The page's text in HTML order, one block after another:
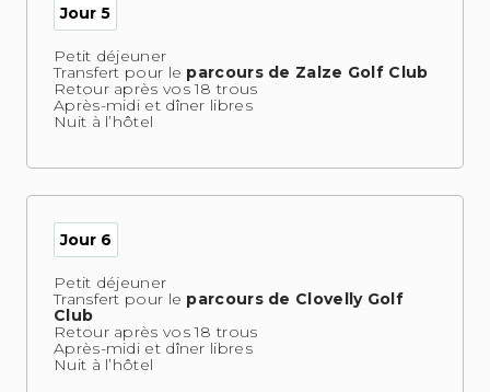
Jour 5
Petit déjeuner
Transfert pour le parcours de Zalze Golf Club
Retour après vos 18 trous
Après-midi et dîner libres
Nuit à l’hôtel
Jour 6
Petit déjeuner
Transfert pour le parcours de Clovelly Golf
Club
Retour après vos 18 trous
Après-midi et dîner libres
Nuit à l’hôtel